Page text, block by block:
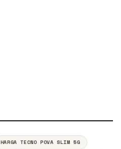
HARGA TECNO POVA SLIM 5G